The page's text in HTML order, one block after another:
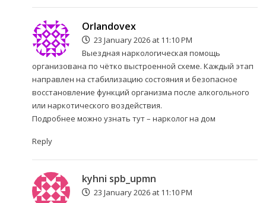
Orlandovex
23 January 2026 at 11:10 PM
Выездная наркологическая помощь
организована по чётко выстроенной схеме. Каждый этап
направлен на стабилизацию состояния и безопасное
восстановление функций организма после алкогольного
или наркотического воздействия.
Подробнее можно узнать тут – нарколог на дом
Reply
kyhni spb_upmn
23 January 2026 at 11:10 PM